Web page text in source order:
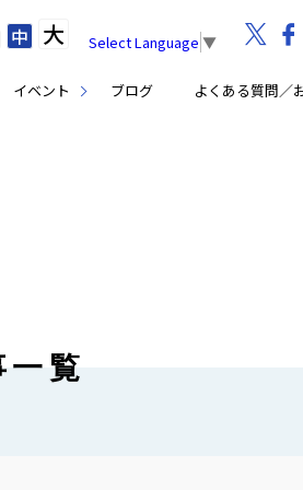
イベント ブログ よくある質問／
中 大 Select Language ▼
覧